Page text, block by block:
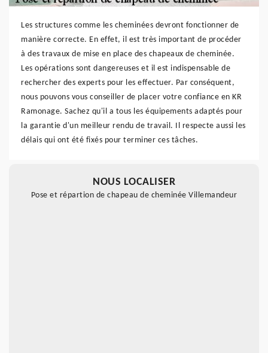
Les structures comme les cheminées devront fonctionner de
manière correcte. En effet, il est très important de procéder
à des travaux de mise en place des chapeaux de cheminée.
Les opérations sont dangereuses et il est indispensable de
rechercher des experts pour les effectuer. Par conséquent,
nous pouvons vous conseiller de placer votre confiance en KR
Ramonage. Sachez qu'il a tous les équipements adaptés pour
la garantie d'un meilleur rendu de travail. Il respecte aussi les
délais qui ont été fixés pour terminer ces tâches.
NOUS LOCALISER
Pose et répartion de chapeau de cheminée Villemandeur